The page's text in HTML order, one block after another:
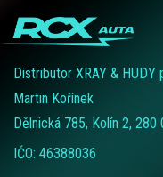
Distributor XRAY & HUDY
Martin Kořínek
Dělnická 785, Kolín 2, 280
IČO: 46388036